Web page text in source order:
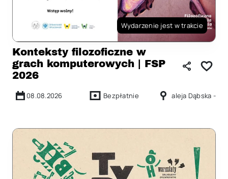
Wydarzenie jest w trakcie
Konteksty filozoficzne w
grach komputerowych | FSP
2026
08.08.2026 Bezpłatnie aleja Dąbska -